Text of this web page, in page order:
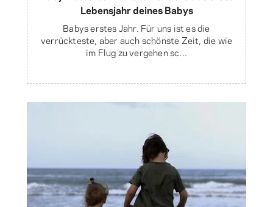
Lebensjahr deines Babys
Babys erstes Jahr. Für uns ist es die
verrückteste, aber auch schönste Zeit, die wie
im Flug zu vergehen sc...